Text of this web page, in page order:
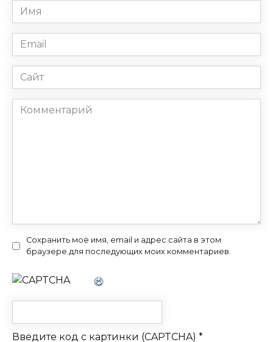
Имя
*
Email
*
Сайт
Комментарий
Сохранить моё имя, email и адрес сайта в этом
браузере для последующих моих комментариев.
Введите код с картинки (CAPTCHA) *